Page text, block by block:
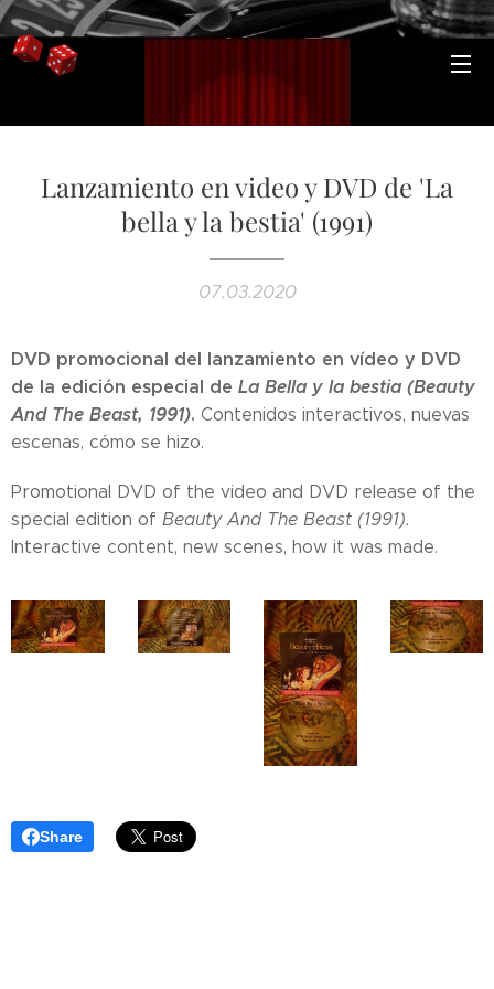
Lanzamiento en video y DVD de 'La
bella y la bestia' (1991)
07.03.2020
DVD promocional del lanzamiento en vídeo y DVD
de la edición especial de La Bella y la bestia (Beauty
And The Beast, 1991). Contenidos interactivos, nuevas
escenas, cómo se hizo.
Promotional DVD of the video and DVD release of the
special edition of Beauty And The Beast (1991).
Interactive content, new scenes, how it was made.
Share